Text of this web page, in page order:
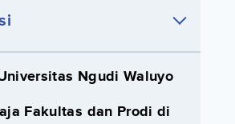
Ngudi Waluyo
Fakultas dan Prodi di